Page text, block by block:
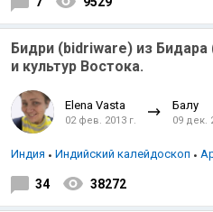
Бидри (bidriware) из
и культур Востока.
Elena Vasta
02 фев. 2013 г.
Балу
09 дек.
Индия Индийский калейдоскоп
34 38272